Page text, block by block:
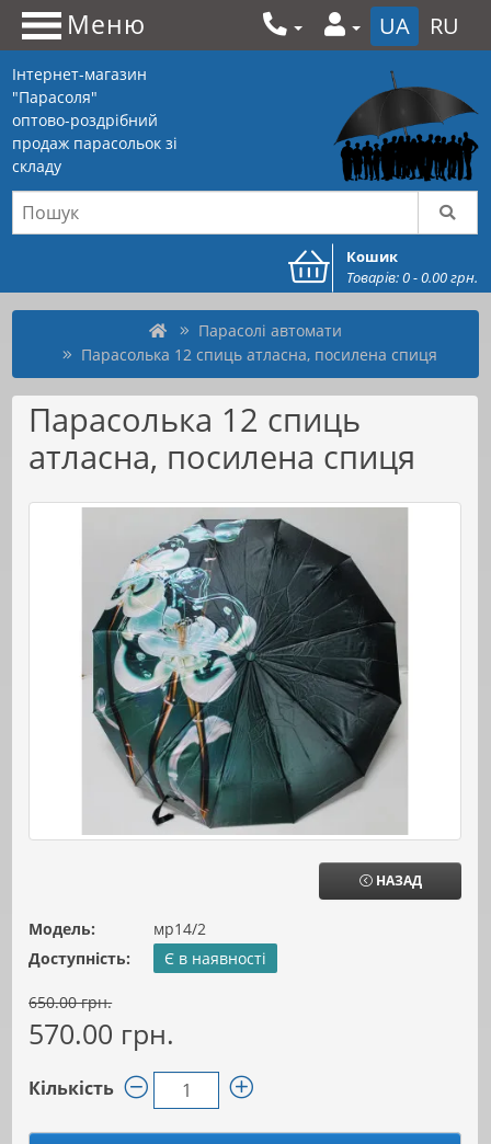
Меню UA RU
Інтернет-магазин
"Парасоля"
оптово-роздрібний
продаж парасольок зі
складу
Кошик
Товарів: 0 - 0.00 грн.
Парасолі автомати
Парасолька 12 спиць атласна, посилена спиця
Парасолька 12 спиць
атласна, посилена спиця
НАЗАД
Модель:
мр14/2
Доступність:
Є в наявності
650.00 грн.
570.00 грн.
Кількість